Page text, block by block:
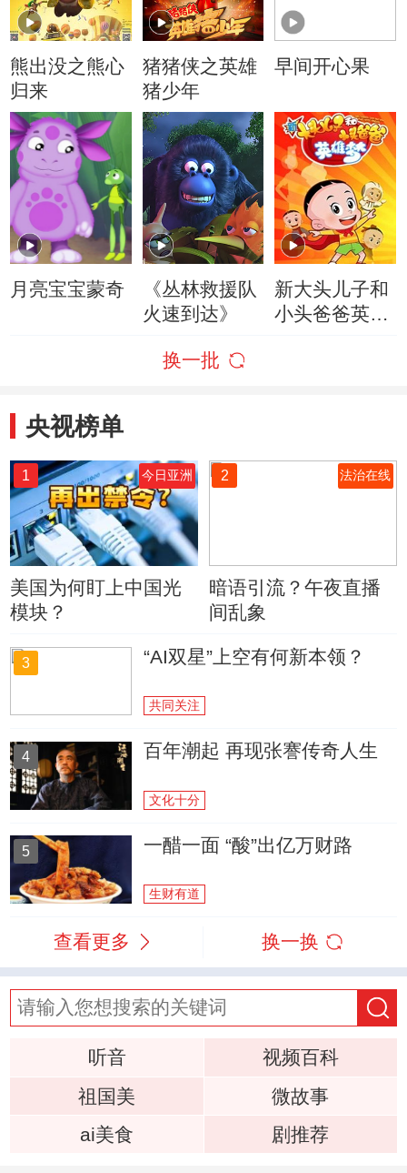
熊出没之熊心
归来
猪猪侠之英雄
猪少年
早间开心果
月亮宝宝蒙奇
《丛林救援队
火速到达》
新大头儿子和
小头爸爸英雄
换一批
央视榜单
1 今日亚洲
美国为何盯上中国光
模块？
2 法治在线
暗语引流？午夜直播
间乱象
3 “AI双星”上空有何新本领？
共同关注
4 百年潮起 再现张謇传奇人生
文化十分
5 一醋一面 “酸”出亿万财路
生财有道
查看更多 换一换
听音
视频百科
祖国美
微故事
ai美食
剧推荐